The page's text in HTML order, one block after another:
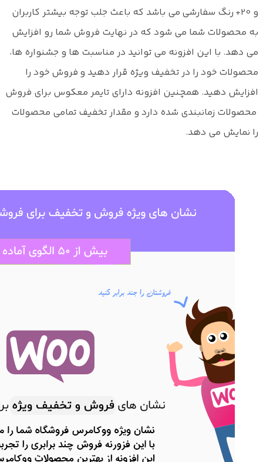
و 20+ رنگ سفارشی می باشد که باعث جلب توجه بیشتر کاربران
به محصولات شما می شود که در نهایت فروش شما رو افزایش
می دهد. با این افزونه می توانید در مناسبت ها و جشنواره ها،
محصولات خود را در تخفیف ویژه قرار دهید و فروش خود را
افزایش دهید. همچنین افزونه دارای تایمر معکوس برای فروش
محصولات زمانبندی شده دارد و مقدار تخفیف تمامی محصولات
را نمایش می دهد.